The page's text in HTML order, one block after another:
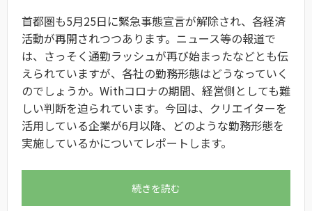
首都圏も5月25日に緊急事態宣言が解除され、各経済
活動が再開されつつあります。ニュース等の報道で
は、さっそく通勤ラッシュが再び始まったなどとも伝
えられていますが、各社の勤務形態はどうなっていく
のでしょうか。Withコロナの期間、経営側としても難
しい判断を迫られています。今回は、クリエイターを
活用している企業が6月以降、どのような勤務形態を
実施しているかについてレポートします。
続きを読む